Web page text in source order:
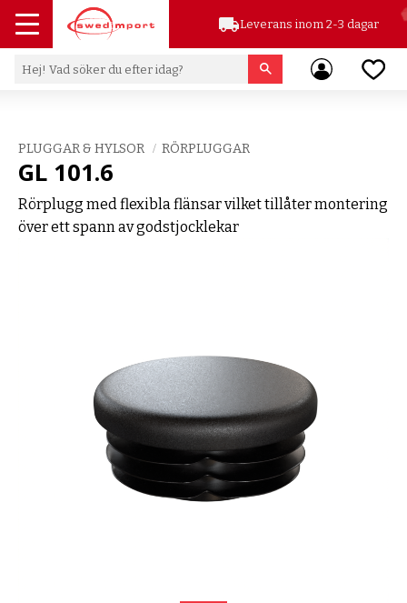
Meny
local_shippingLeverans inom 2-3 dagar
PLUGGAR & HYLSOR RÖRPLUGGAR
GL 101.6
Rörplugg med flexibla flänsar vilket tillåter montering
över ett spann av godstjocklekar